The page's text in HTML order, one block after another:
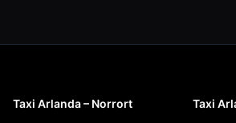
Taxi Arlanda – Norrort Taxi